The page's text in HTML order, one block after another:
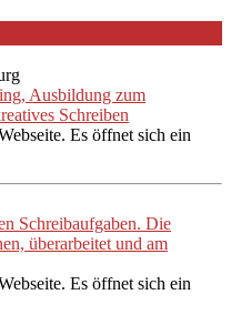
Ausbildung zum
Schreiben
Es öffnet sich ein
Schreibaufgaben. Die
überarbeitet und am
Es öffnet sich ein